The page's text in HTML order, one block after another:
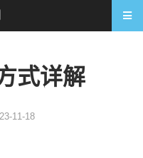
式详解
11-18